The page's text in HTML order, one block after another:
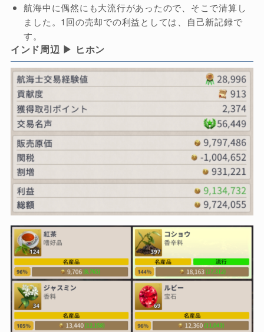
航海中に偶然にも大流行があったので、そこで清算し
ました。1回の売却での利益としては、自己新記録で
す。
インド周辺 ▶ ヒホン